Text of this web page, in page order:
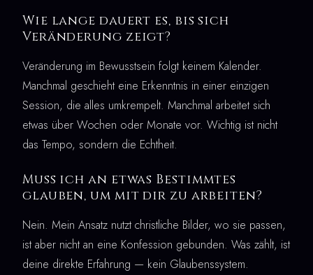
Wie lange dauert es, bis sich
Veränderung zeigt?
Veränderung im Bewusstsein folgt keinem Kalender.
Manchmal geschieht eine Erkenntnis in einer einzigen
Session, die alles umkrempelt. Manchmal arbeitet sich
etwas über Wochen oder Monate vor. Wichtig ist nicht
das Tempo, sondern die Echtheit.
Muss ich an etwas Bestimmtes
glauben, um mit dir zu arbeiten?
Nein. Mein Ansatz nutzt christliche Bilder, wo sie passen,
ist aber nicht an eine Konfession gebunden. Was zählt, ist
deine direkte Erfahrung — kein Glaubenssystem.